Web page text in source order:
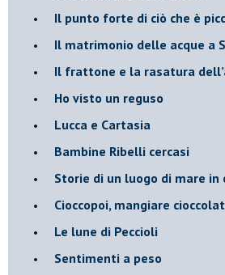
​Il punto forte di ciò che è
​Il matrimonio delle acque a
​Il frattone e la rasatura
​Ho visto un reguso
Lucca e Cartasia
Bambine Ribelli cercasi
Storie di un luogo di mare in
Cioccopoi, mangiare
​Le lune di Peccioli
​Sentimenti a peso